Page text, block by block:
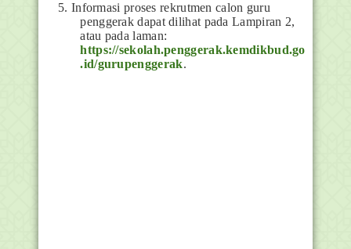
5. Informasi proses rekrutmen calon guru
penggerak dapat dilihat pada Lampiran 2,
atau pada laman:
https://sekolah.penggerak.kemdikbud.go
.id/gurupenggerak.